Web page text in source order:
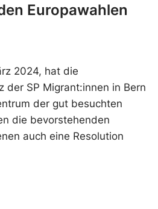
Europawahlen
2024, hat die
der SP Migrant:innen in Bern
der gut besuchten
die bevorstehenden
auch eine Resolution